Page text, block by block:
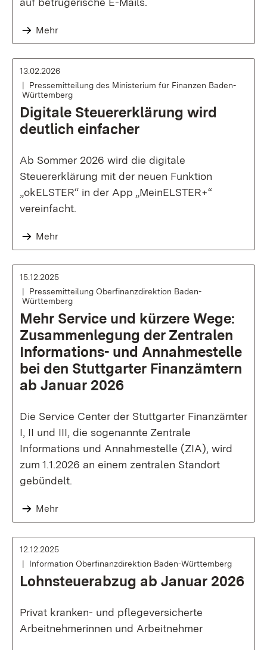
Mehr
13.02.2026
Pressemitteilung des Ministerium für Finanzen Baden-
Württemberg
Digitale Steuererklärung wird
deutlich einfacher
Ab Sommer 2026 wird die digitale
Steuererklärung mit der neuen Funktion
„okELSTER“ in der App „MeinELSTER+“
vereinfacht.
Mehr
15.12.2025
Pressemitteilung Oberfinanzdirektion Baden-
Württemberg
Mehr Service und kürzere Wege:
Zusammenlegung der Zentralen
Informations- und Annahmestelle
bei den Stuttgarter Finanzämtern
ab Januar 2026
Die Service Center der Stuttgarter Finanzämter
I, II und III, die sogenannte Zentrale
Informations und Annahmestelle (ZIA), wird
zum 1.1.2026 an einem zentralen Standort
gebündelt.
Mehr
12.12.2025
Information Oberfinanzdirektion Baden-Württemberg
Lohnsteuerabzug ab Januar 2026
Privat kranken- und pflegeversicherte
Arbeitnehmerinnen und Arbeitnehmer